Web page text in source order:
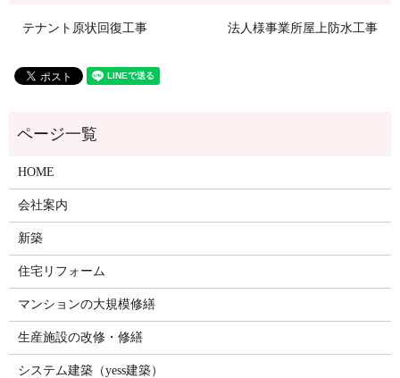
テナント原状回復工事 法人様事業所屋上防水工事
HOME
会社案内
新築
住宅リフォーム
マンションの大規模修繕
生産施設の改修・修繕
システム建築（yess建築）